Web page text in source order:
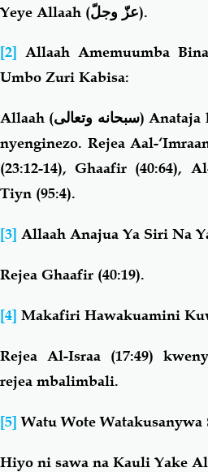
Yeye Allaah (عزّ وجلّ).
[2] Allaah Amemuumba
Umbo Zuri Kabisa:
Allaah (سبحانه وتعالى) Anataja
nyenginezo. Rejea Aal-
(23:12-14), Ghaafir (40:64),
Tiyn (95:4).
[3] Allaah Anajua Ya Siri Na
Rejea Ghaafir (40:19).
[4] Makafiri Hawakuamini
Rejea Al-Israa (17:49)
rejea mbalimbali.
[5] Watu Wote
Hiyo ni sawa na Kauli Yake